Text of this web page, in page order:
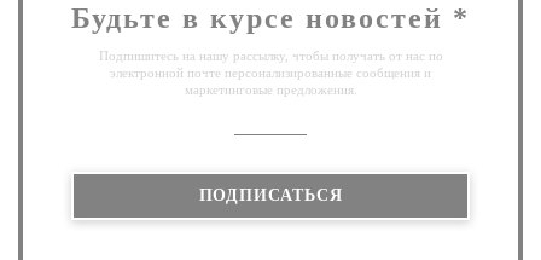
Будьте в курсе новостей *
Подпишитесь на нашу рассылку, чтобы получать от нас по
электронной почте персонализированные сообщения и
маркетинговые предложения.
ПОДПИСАТЬСЯ